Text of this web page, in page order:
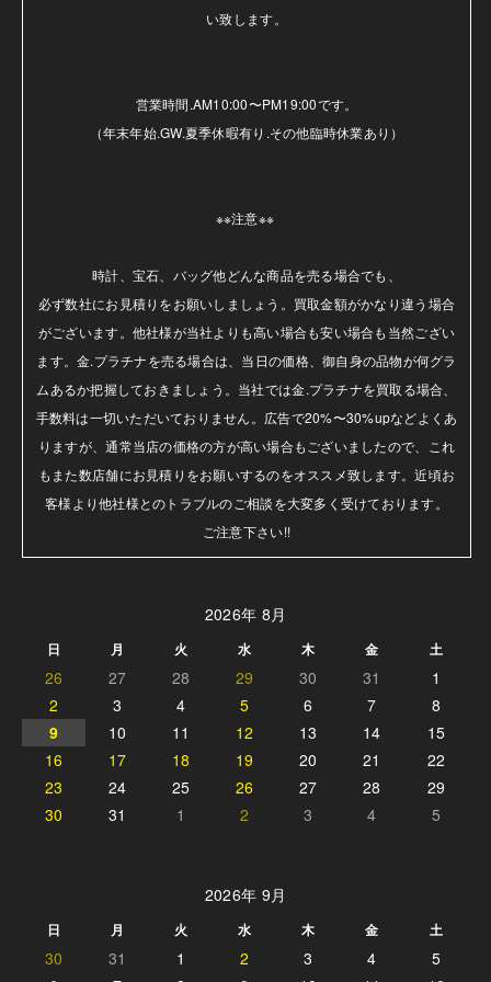
い致します。
営業時間.AM10:00〜PM19:00です。
（年末年始.GW.夏季休暇有り.その他臨時休業あり）
※※注意※※
時計、宝石、バッグ他どんな商品を売る場合でも、
必ず数社にお見積りをお願いしましょう。買取金額がかなり違う場合
がございます。他社様が当社よりも高い場合も安い場合も当然ござい
ます。金.プラチナを売る場合は、当日の価格、御自身の品物が何グラ
ムあるか把握しておきましょう。当社では金.プラチナを買取る場合、
手数料は一切いただいておりません。広告で20%〜30%upなどよくあ
りますが、通常当店の価格の方が高い場合もございましたので、これ
もまた数店舗にお見積りをお願いするのをオススメ致します。近頃お
客様より他社様とのトラブルのご相談を大変多く受けております。
ご注意下さい!!
2026年 8月
日 月 火 水 木 金 土
26 27 28 29 30 31
1
2
3 4 5 6 7
8
9
10 11 12 13 14
15
16
17 18 19 20 21
22
23
24 25 26 27 28
29
30
31 1 2 3 4 5
2026年 9月
日 月 火 水 木 金 土
30 31 1 2 3 4
5